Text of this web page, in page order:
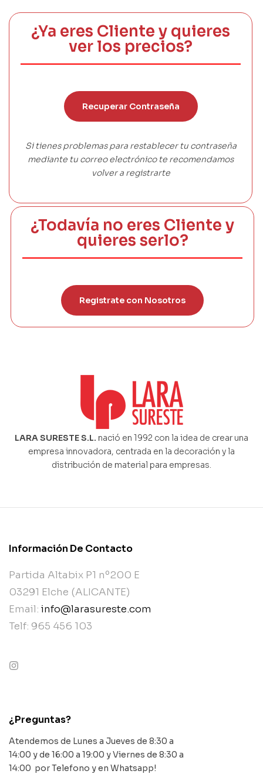
¿Ya eres Cliente y quieres
ver los precios?
Recuperar Contraseña
Si tienes problemas para restablecer tu contraseña
mediante tu correo electrónico te recomendamos
volver a registrarte
¿Todavía no eres Cliente y
quieres serlo?
Registrate con Nosotros
LARA SURESTE S.L. nació en 1992 con la idea de crear una
empresa innovadora, centrada en la decoración y la
distribución de material para empresas.
Información De Contacto
Partida Altabix P1 nº200 E
03291 Elche (ALICANTE)
Email: info@larasureste.com
Telf: 965 456 103
¿Preguntas?
Atendemos de Lunes a Jueves de 8:30 a
14:00 y de 16:00 a 19:00 y Viernes de 8:30 a
14:00 por Telefono y en Whatsapp!